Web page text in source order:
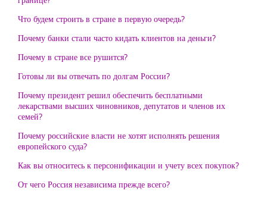
Что будем строить в стране в первую очередь?
Почему банки стали часто кидать клиентов на деньги?
Почему в стране все рушится?
Готовы ли вы отвечать по долгам России?
Почему президент решил обеспечить бесплатными
лекарствами высших чиновников, депутатов и членов их
семей?
Почему российские власти не хотят исполнять решения
европейского суда?
Как вы относитесь к персонификации и учету всех покупок?
От чего Россия независима прежде всего?